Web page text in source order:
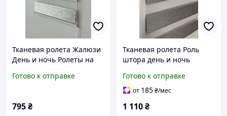
Тканевая ролета Жалюзи
День и ночь Ролеты на
День и ночь Феерия
Готово к отправке
795₴
Тканевая ролета Роль
штора день и ночь
Рулонные шторы День и
ночь Baroque 35*150см
Готово к отправке
от 185₴/мес
1 110₴